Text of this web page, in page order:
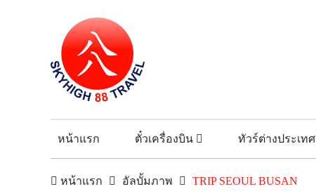
หน้าแรก ตั๋วเครื่องบิน ทัวร์ต่างประเทศ
หน้าแรก อัลบั้มภาพ TRIP SEOUL BUSAN